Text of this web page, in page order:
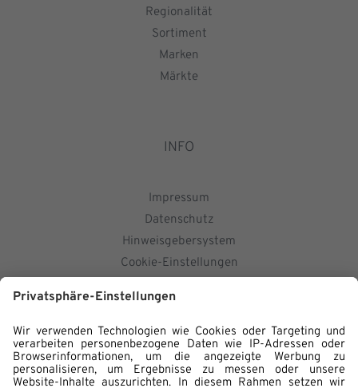
Regionalität
Sortiment
Marken
Märkte
INFO
Impressum
Datenschutz
Hinweisgebersystem
Cookie-Einstellungen
KONTAKT